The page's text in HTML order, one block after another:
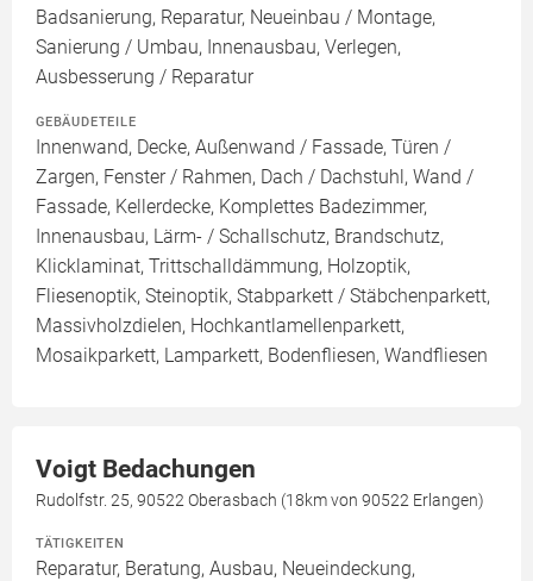
Badsanierung, Reparatur, Neueinbau / Montage,
Sanierung / Umbau, Innenausbau, Verlegen,
Ausbesserung / Reparatur
GEBÄUDETEILE
Innenwand, Decke, Außenwand / Fassade, Türen /
Zargen, Fenster / Rahmen, Dach / Dachstuhl, Wand /
Fassade, Kellerdecke, Komplettes Badezimmer,
Innenausbau, Lärm- / Schallschutz, Brandschutz,
Klicklaminat, Trittschalldämmung, Holzoptik,
Fliesenoptik, Steinoptik, Stabparkett / Stäbchenparkett,
Massivholzdielen, Hochkantlamellenparkett,
Mosaikparkett, Lamparkett, Bodenfliesen, Wandfliesen
Voigt Bedachungen
Rudolfstr. 25, 90522 Oberasbach (18km von 90522 Erlangen)
TÄTIGKEITEN
Reparatur, Beratung, Ausbau, Neueindeckung,